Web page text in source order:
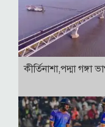
কীর্তিনাশা,পদ্মা